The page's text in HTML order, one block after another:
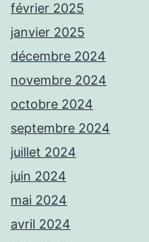
février 2025
janvier 2025
décembre 2024
novembre 2024
octobre 2024
septembre 2024
juillet 2024
juin 2024
mai 2024
avril 2024